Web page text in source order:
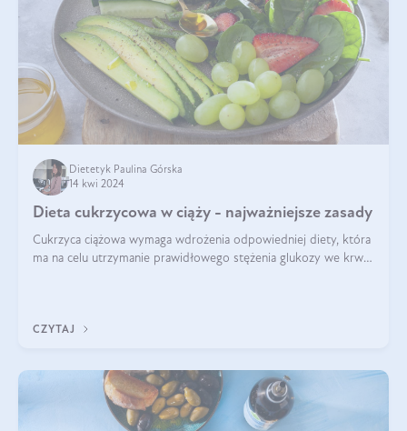
Dietetyk Paulina Górska
14 kwi 2024
Dieta cukrzycowa w ciąży - najważniejsze zasady
Cukrzyca ciążowa wymaga wdrożenia odpowiedniej diety, która
ma na celu utrzymanie prawidłowego stężenia glukozy we krwi i
CZYTAJ